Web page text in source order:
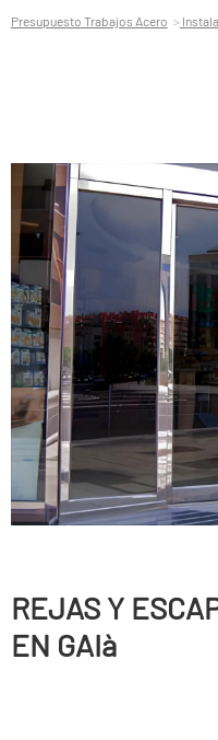
Presupuesto Trabajos Acero
REJAS Y
EN GAIà